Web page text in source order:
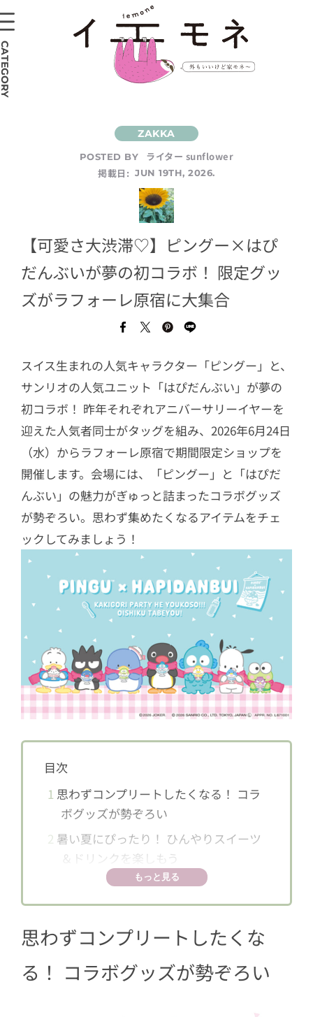
POSTED BY
ライター sunflower
掲載日: JUN 19TH, 2026.
【可愛さ大渋滞♡】ピングー×はぴ
だんぶいが夢の初コラボ！ 限定グッ
ズがラフォーレ原宿に大集合
スイス生まれの人気キャラクター「ピングー」と、
サンリオの人気ユニット「はぴだんぶい」が夢の
初コラボ！ 昨年それぞれアニバーサリーイヤーを
迎えた人気者同士がタッグを組み、2026年6月24日
（水）からラフォーレ原宿で期間限定ショップを
開催します。会場には、「ピングー」と「はぴだ
んぶい」の魅力がぎゅっと詰まったコラボグッズ
が勢ぞろい。思わず集めたくなるアイテムをチェ
ックしてみましょう！
目次
1 思わずコンプリートしたくなる！ コラ
ボグッズが勢ぞろい
2 暑い夏にぴったり！ ひんやりスイーツ
＆ドリンクを楽しもう
もっと見る
思わずコンプリートしたくな
る！ コラボグッズが勢ぞろい